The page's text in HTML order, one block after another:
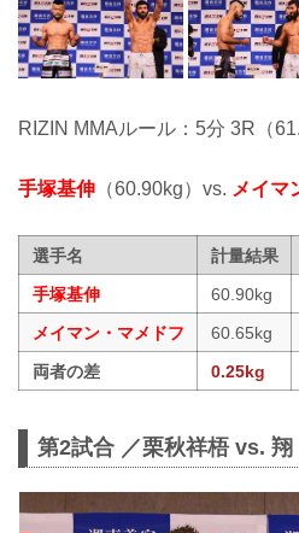
RIZIN MMAルール：5分 3R（
手塚基伸 （60.90kg）vs. メイマ
選手名 計量結果
手塚基伸
60.90kg
メイマン・マメドフ
60.65kg
両者の差
0.25kg
第2試合 ／栗秋祥梧 vs. 翔